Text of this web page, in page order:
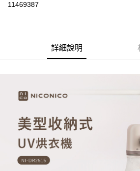
上海商業儲蓄銀行
聯邦商業銀行
遠東
元大商業銀行
台灣樂天信用卡公司
Apple Pay
大哥付你分期
【大哥付你分期使用說明】
1.本服務由台灣大哥大提供，台灣大哥大用戶可
2.付款方式選擇「大哥付你分期」，訂單成立後
流程，驗證手機門號後，選擇欲分期的期數、繳
成交易。
3.實際核准額度、可分期數及費用金額請依後續
AFTEE先享後付
相關說明
AFTEE先享後付是「在收到商品之後才付款」的
ATM付款
11469387
詳細說明